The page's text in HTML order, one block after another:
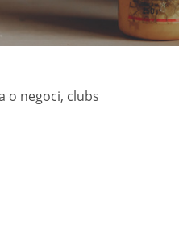
o negoci, clubs